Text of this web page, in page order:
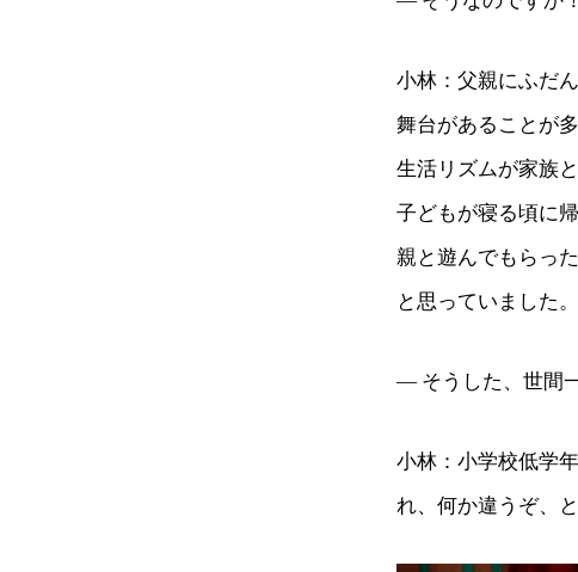
小林：父親にふだ
舞台があることが
生活リズムが家族
子どもが寝る頃に
親と遊んでもらっ
と思っていました。
— そうした、世間
小林：小学校低学
れ、何か違うぞ、